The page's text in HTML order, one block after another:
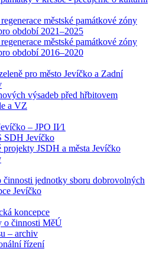
městské památkové zóny
období 2021–2025
městské památkové zóny
období 2016–2020
pro město Jevíčko a Zadní
výsadeb před hřbitovem
a VZ
– JPO II⁄1
SDH Jevíčko
projekty JSDH a města Jevíčko
činnosti jednotky sboru dobrovolných
Jevíčko
koncepce
o činnosti MěÚ
– archiv
řízení